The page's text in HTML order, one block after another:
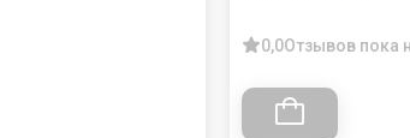
0,0Отзывов пока